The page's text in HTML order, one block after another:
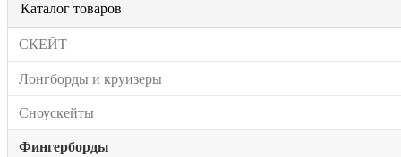
Каталог товаров
СКЕЙТ
Лонгборды и круизеры
Сноускейты
Фингерборды